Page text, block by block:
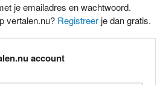
je emailadres en wachtwoord.
vertalen.nu? Registreerje dan gratis.
account